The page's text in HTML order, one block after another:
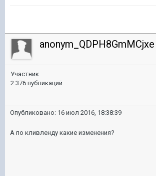
anonym_QDPH8GmMCjxe
Участник
2 376 публикаций
Опубликовано: 16 июл 2016, 18:38:39
А по кливленду какие изменения?